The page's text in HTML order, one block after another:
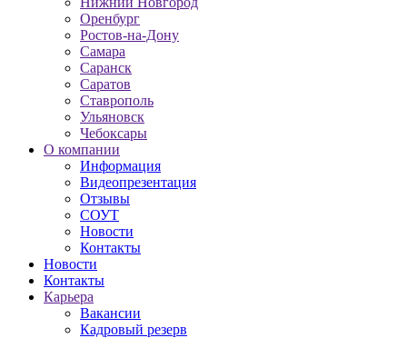
Оренбург
Ростов-на-Дону
Самара
Саранск
Саратов
Ставрополь
Ульяновск
Чебоксары
О компании
Информация
Видеопрезентация
Отзывы
СОУТ
Новости
Контакты
Новости
Контакты
Карьера
Вакансии
Кадровый резерв